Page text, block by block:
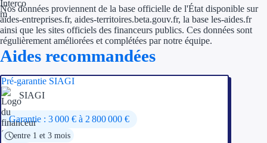
Aides Région
Aides Région
Aides Région
Nos données proviennent de la base officielle de l'État disponible sur
aides-entreprises.fr, aides-territoires.beta.gouv.fr, la base les-aides.fr
ainsi que les sites officiels des financeurs publics. Ces données sont
régulièrement améliorées et complétées par notre équipe.
Aides recommandées
Pré-garantie SIAGI
SIAGI
Garantie : 3 000 € à 2 800 000 €
entre 1 et 3 mois